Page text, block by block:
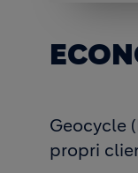
Geocycle
propri